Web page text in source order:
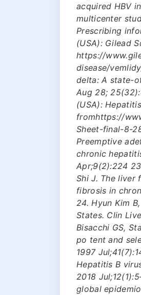
acquired HBV
multicenter
Prescribing
(USA): Gilead
https://
disease/
delta: A state-
Aug 28;
(USA):
fromhttps://
Sheet-final-8-
Preemptive
chronic
Apr;9(2):224
Shi J. The liver
fibrosis in
24. Hyun Kim
States. Clin
Bisacchi GS,
po tent and
1997
Hepatitis B
2018
global